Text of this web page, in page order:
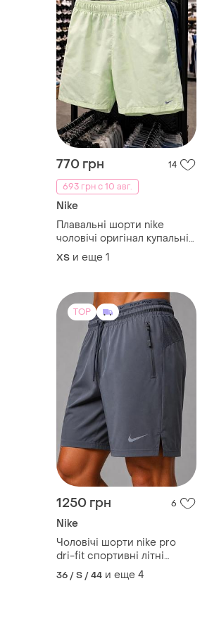
770 грн
14
693 грн с 10 авг.
Nike
Плавальні шорти nike
шорти nike плавательные
шорты nike мужские
оригинал купальные шорты
nike
и еще
TOP
1250 грн
Nike
Чоловічі шорти nike pro
dri-fit спортивні літні
стрейч холодок графіт
36 / S / 44 и еще 4